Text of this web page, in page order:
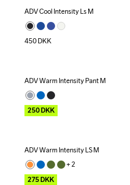
ADV Cool Intensity Ls M
450DKK
Outlet
ADV Warm Intensity Pant M
250DKK
Outlet
ADV Warm Intensity LS M
+ 2
275DKK